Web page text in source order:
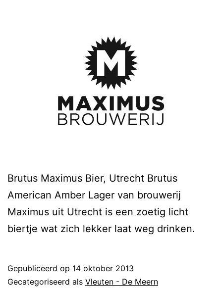
Brutus Maximus Bier, Utrecht Brutus
American Amber Lager van brouwerij
Maximus uit Utrecht is een zoetig licht
biertje wat zich lekker laat weg drinken.
Gepubliceerd op 14 oktober 2013
Gecategoriseerd als Vleuten - De Meern